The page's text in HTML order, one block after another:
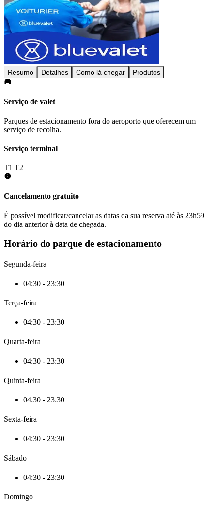
Resumo Detalhes Como lá chegar Produtos
Serviço de valet
Parques de estacionamento fora do aeroporto que oferecem um
serviço de recolha.
Serviço terminal
T1 T2
Cancelamento gratuito
É possível modificar/cancelar as datas da sua reserva até às 23h59
do dia anterior à data de chegada.
Horário do parque de estacionamento
Segunda-feira
04:30 - 23:30
Terça-feira
04:30 - 23:30
Quarta-feira
04:30 - 23:30
Quinta-feira
04:30 - 23:30
Sexta-feira
04:30 - 23:30
Sábado
04:30 - 23:30
Domingo